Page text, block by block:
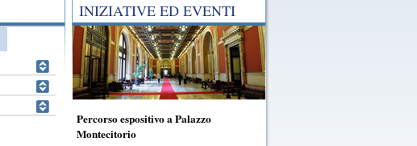
INIZIATIVE ED EVENTI
Percorso espositivo a Palazzo
Montecitorio